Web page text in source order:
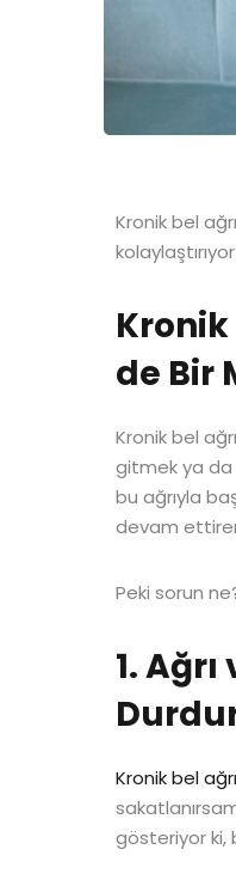
Kronik bel
Kronik
de Bir
Kronik bel
gitmek ya da
bu ağrıyla
devam
Peki sorun
1.
Kronik bel
gösteriyor ki,